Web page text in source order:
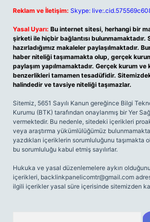
Reklam ve İletişim: Skype:
Yasal Uyarı: Bu internet sitesi, herhangi bir
şirketi ile hiçbir bağlantısı bulunmamaktadır.
hazırladığımız makaleler paylaşılmaktadır.
haber niteliği taşımamakta olup, gerçek
paylaşım yapılmamaktadır. Gerçek kurum ve
benzerlikleri tamamen tesadüfidir.
halindedir ve tavsiye niteliği taşımazlar.
Sitemiz, 5651 Sayılı Kanun gereğince Bilgi
Kurumu (BTK) tarafından onaylanmış bir Yer
vermektedir. Bu nedenle, sitedeki içerikleri
veya araştırma yükümlülüğümüz
yazdıkları içeriklerin sorumluluğunu taşımakta
bu sorumluluğu kabul etmiş sayılırlar.
Hukuka ve yasal düzenlemelere aykırı
içerikleri, backlinkpanelicomtr@gmail.com
ilgili içerikler yasal süre içerisinde sitemizden